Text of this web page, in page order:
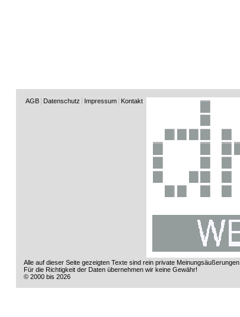
AGB Datenschutz Impressum Kontakt
Alle auf dieser Seite gezeigten Texte sind rein private Meinungsäußerungen.
Für die Richtigkeit der Daten übernehmen wir keine Gewähr!
© 2000 bis 2026